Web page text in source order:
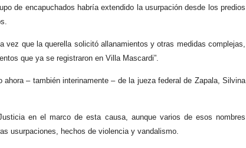
de encapuchados habría extendido la usurpación desde los predios
vez que la querella solicitó allanamientos y otras medidas complejas,
que ya se registraron en Villa Mascardi”.
– también interinamente – de la jueza federal de Zapala, Silvina
en el marco de esta causa, aunque varios de esos nombres
usurpaciones, hechos de violencia y vandalismo.